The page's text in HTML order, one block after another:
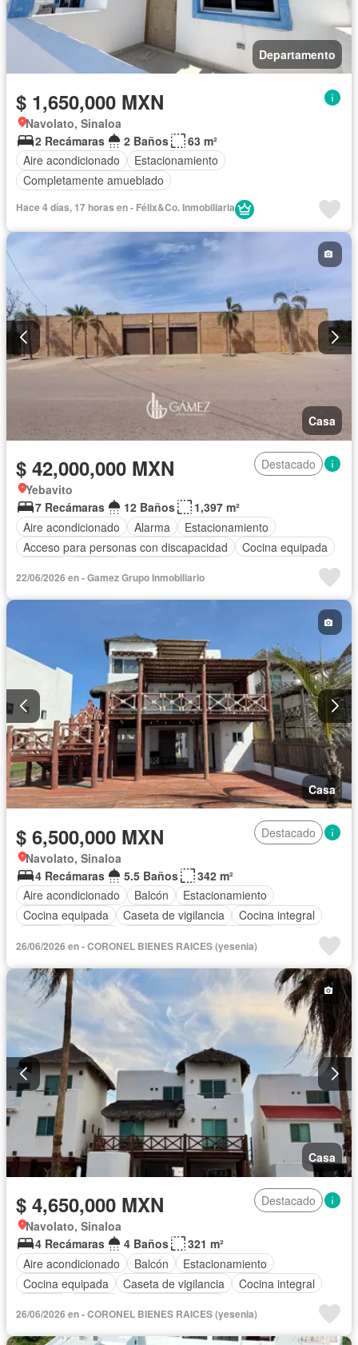
Departamento
$ 1,650,000 MXN
Navolato, Sinaloa
2 Recámaras
2 Baños
63 m²
Aire acondicionado
Estacionamiento
Completamente amueblado
Hace 4 días, 17 horas en - Félix&Co. Inmobiliaria
Casa
$ 42,000,000 MXN
Destacado
Yebavito
7 Recámaras
12 Baños
1,397 m²
Aire acondicionado
Alarma
Estacionamiento
Acceso para personas con discapacidad
Cocina equipada
Completamente amueblado
22/06/2026 en - Gamez Grupo Inmobiliario
Casa
$ 6,500,000 MXN
Destacado
Navolato, Sinaloa
4 Recámaras
5.5 Baños
342 m²
Aire acondicionado
Balcón
Estacionamiento
Cocina equipada
Caseta de vigilancia
Cocina integral
26/06/2026 en - CORONEL BIENES RAICES (yesenia)
Casa
$ 4,650,000 MXN
Destacado
Navolato, Sinaloa
4 Recámaras
4 Baños
321 m²
Aire acondicionado
Balcón
Estacionamiento
Cocina equipada
Caseta de vigilancia
Cocina integral
Completamente amueblado
26/06/2026 en - CORONEL BIENES RAICES (yesenia)